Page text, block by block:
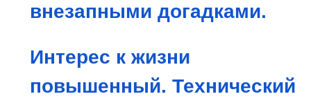
внезапными догадками.
Интерес к жизни
повышенный. Технический